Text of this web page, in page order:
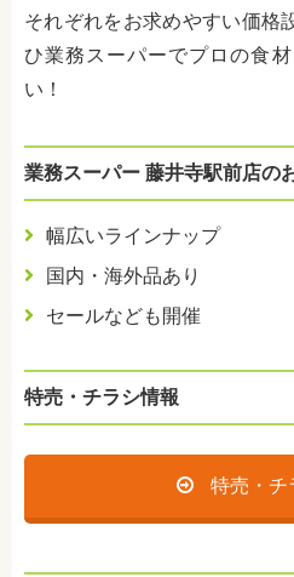
それぞれをお求めやすい価格
ひ業務スーパーでプロの食
い！
業務スーパー 藤井寺駅前店の
幅広いラインナップ
国内・海外品あり
セールなども開催
特売・チラシ情報
特売・チ